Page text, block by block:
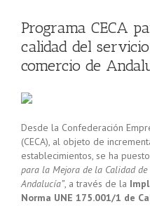
Programa CECA
calidad del
comercio de
Desde la Confederación
(CECA), al objeto de
establecimientos, se ha
para la Mejora de la Calidad de
Andalucía”, a través de la
Norma UNE 175.001/1 de